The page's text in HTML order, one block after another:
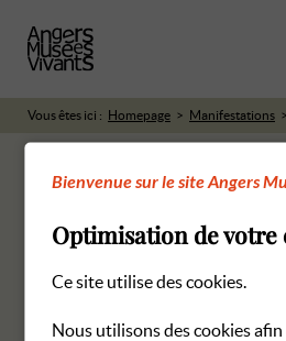
Vous êtes ici : Homepage Manifestations
RETOUR AUX
Bienvenue sur le site Angers
Optimisation de votre
Ce site utilise des cookies.
Nous utilisons des cookies